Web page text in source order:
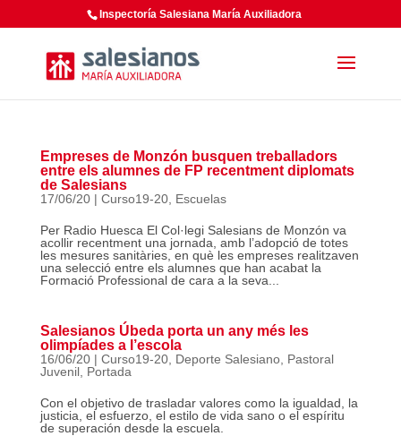
Inspectoría Salesiana María Auxiliadora
Empreses de Monzón busquen treballadors
entre els alumnes de FP recentment diplomats
de Salesians
17/06/20| Curso19-20, Escuelas
Per Radio Huesca El Col·legi Salesians de Monzón va
acollir recentment una jornada, amb l’adopció de totes
les mesures sanitàries, en què les empreses realitzaven
una selecció entre els alumnes que han acabat la
Formació Professional de cara a la seva...
Salesianos Úbeda porta un any més les
olimpíades a l’escola
16/06/20| Curso19-20, Deporte Salesiano, Pastoral
Juvenil, Portada
Con el objetivo de trasladar valores como la igualdad, la
justicia, el esfuerzo, el estilo de vida sano o el espíritu
de superación desde la escuela.